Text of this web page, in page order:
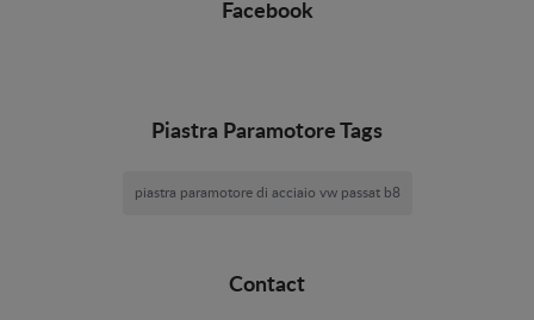
Facebook
Piastra Paramotore Tags
piastra paramotore di acciaio vw passat b8
Contact